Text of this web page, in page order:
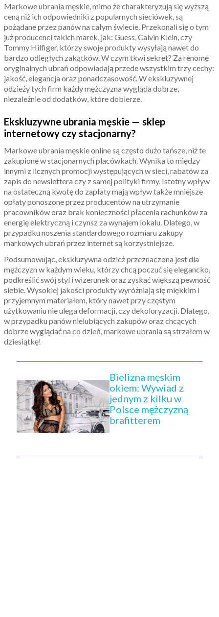
Markowe ubrania męskie, mimo że charakteryzują się wyższą
ceną niż ich odpowiedniki z popularnych sieciówek, są
pożądane przez panów na całym świecie. Przekonali się o tym
już producenci takich marek, jak: Guess, Calvin Klein, czy
Tommy Hilfiger, którzy swoje produkty wysyłają nawet do
bardzo odległych zakątków. W czym tkwi sekret? Za renomę
oryginalnych ubrań odpowiadają przede wszystkim trzy cechy:
jakość, elegancja oraz ponadczasowość. W ekskluzywnej
odzieży tych firm każdy mężczyzna wygląda dobrze,
niezależnie od dodatków, które dobierze.
Ekskluzywne ubrania męskie — sklep
internetowy czy stacjonarny?
Markowe ubrania męskie online są często dużo tańsze, niż te
zakupione w stacjonarnych placówkach. Wynika to między
innymi z licznych promocji występujących w sieci, rabatów za
zapis do newslettera czy z samej polityki firmy. Istotny wpływ
na ostateczną kwotę do zapłaty mają wpływ także mniejsze
opłaty ponoszone przez producentów na utrzymanie
pracowników oraz brak konieczności płacenia rachunków za
energię elektryczną i czynsz za wynajem lokalu. Dlatego, w
przypadku noszenia standardowego rozmiaru zakupy
markowych ubrań przez internet są korzystniejsze.
Podsumowując, ekskluzywna odzież przeznaczona jest dla
mężczyzn w każdym wieku, którzy chcą poczuć się elegancko,
podkreślić swój styl i wizerunek oraz zyskać większą pewność
siebie. Wysokiej jakości produkty wyróżniają się miękkim i
przyjemnym materiałem, który nawet przy częstym
użytkowaniu nie ulega deformacji, czy dekoloryzacji. Dlatego,
w przypadku panów nielubiących zakupów oraz chcących
dobrze wyglądać na co dzień, markowe ubrania są strzałem w
dziesiątkę!
Bielizna męskim
okiem: Wywiad z
jednym z kilku w
Polsce mężczyzną
brafitterem